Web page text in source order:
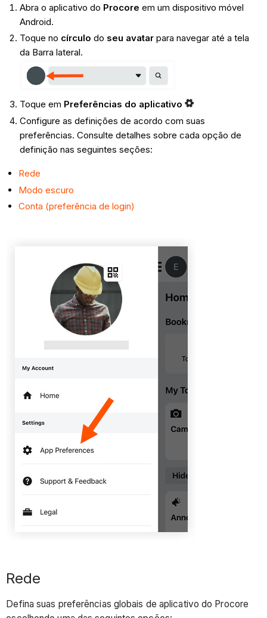
Abra o aplicativo do Procore em um dispositivo móvel
Android.
Toque no círculo do seu avatar para navegar até a tela
da Barra lateral.
Toque em Preferências do aplicativo
Configure as definições de acordo com suas
preferências. Consulte detalhes sobre cada opção de
definição nas seguintes seções:
Rede
Modo escuro
Conta (preferência de login)
Rede
Defina suas preferências globais de aplicativo do Procore